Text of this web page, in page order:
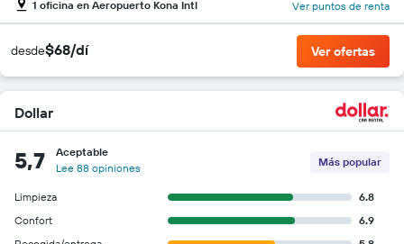
1 oficina en Aeropuerto Kona Intl Ver puntos de renta
desde$68/dí Ver ofertas
Dollar
5,7
Aceptable
Lee 88 opiniones
Más popular
Limpieza
6.8
Confort
6.9